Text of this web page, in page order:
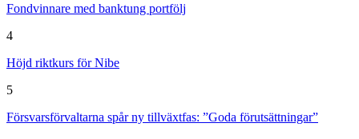
Fondvinnare med banktung portfölj
4
Höjd riktkurs för Nibe
5
Försvarsförvaltarna spår ny tillväxtfas: ”Goda förutsättningar”